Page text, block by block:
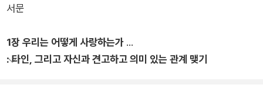
는 사람이 곁에 있다면, 이 책을 읽어보자.
인생에서 가장 중요한 것은 관계와 관계의 질이다. 100만 부가
판매된 세계적인 베스트셀러《나의 부모님이 이 책을 읽었더라
서문
1장 우리는 어떻게 사랑하는가
: 타인, 그리고 자신과 견고하고 의미 있는 관계 맺기